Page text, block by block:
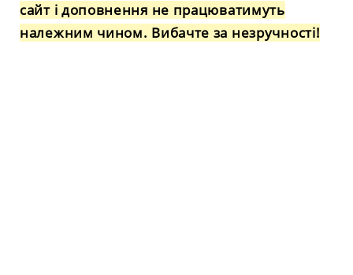
сайт і доповнення не працюватимуть
належним чином. Вибачте за незручності!